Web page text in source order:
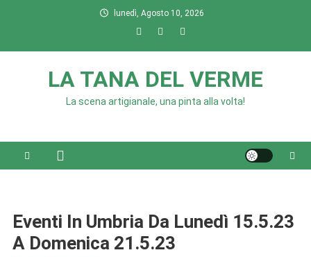
lunedì, Agosto 10, 2026
LA TANA DEL VERME
La scena artigianale, una pinta alla volta!
Eventi In Umbria Da Lunedì 15.5.23
A Domenica 21.5.23